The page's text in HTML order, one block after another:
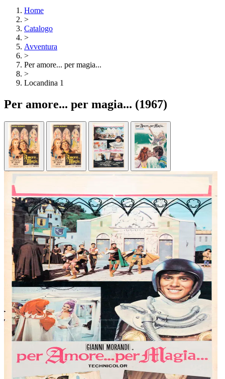
Home
>
Catalogo
>
Avventura
>
Per amore... per magia...
>
Locandina 1
Per amore... per magia... (1967)